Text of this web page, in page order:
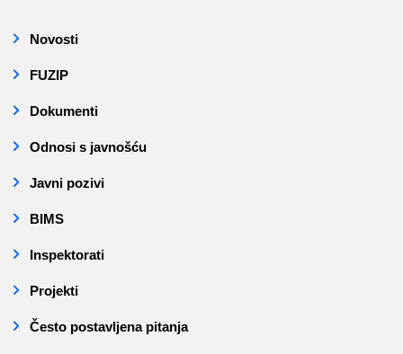
Novosti
FUZIP
Dokumenti
Odnosi s javnošću
Javni pozivi
BIMS
Inspektorati
Projekti
Često postavljena pitanja